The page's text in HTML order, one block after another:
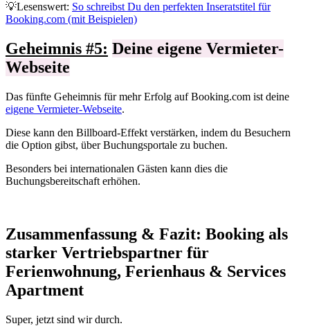
💡Lesenswert: So schreibst Du den perfekten Inseratstitel für
Booking.com (mit Beispielen)
Geheimnis #5: Deine eigene Vermieter-
Webseite
Das fünfte Geheimnis für mehr Erfolg auf Booking.com ist deine
eigene Vermieter-Webseite.
Diese kann den Billboard-Effekt verstärken, indem du Besuchern
die Option gibst, über Buchungsportale zu buchen.
Besonders bei internationalen Gästen kann dies die
Buchungsbereitschaft erhöhen.
Zusammenfassung & Fazit: Booking als
starker Vertriebspartner für
Ferienwohnung, Ferienhaus & Services
Apartment​
Super, jetzt sind wir durch.